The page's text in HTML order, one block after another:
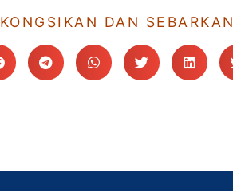
KONGSIKAN DAN SEBARKAN